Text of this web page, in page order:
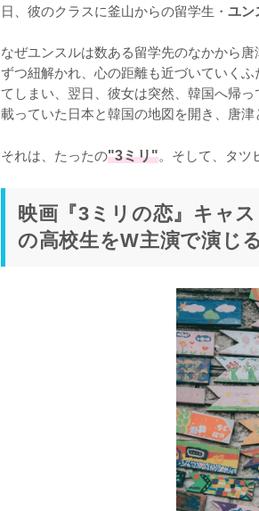
日、彼のクラスに釜山からの留学生・ ユン
なぜユンスルは数ある留学先のなかから
ずつ紐解かれ、心の距離も近づいていく
てしまい、翌日、彼女は突然、韓国へ帰
載っていた日本と韓国の地図を開き、唐津
それは、たったの"3ミリ"。そして、タツ
映画『3ミリの恋』キャ
の高校生をW主演で演じる